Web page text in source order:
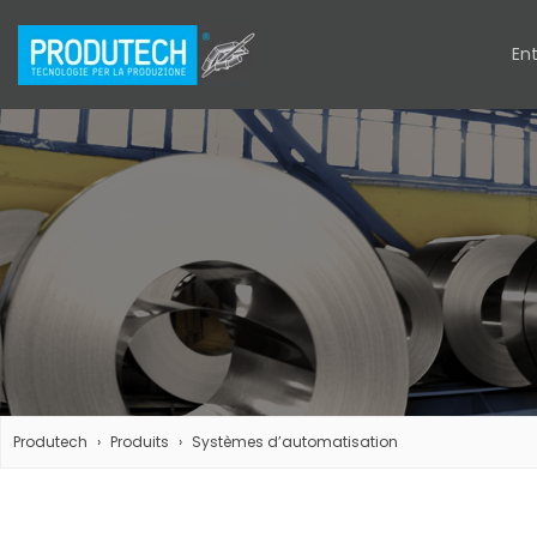
Produtech Produits Systèmes d’automatisation